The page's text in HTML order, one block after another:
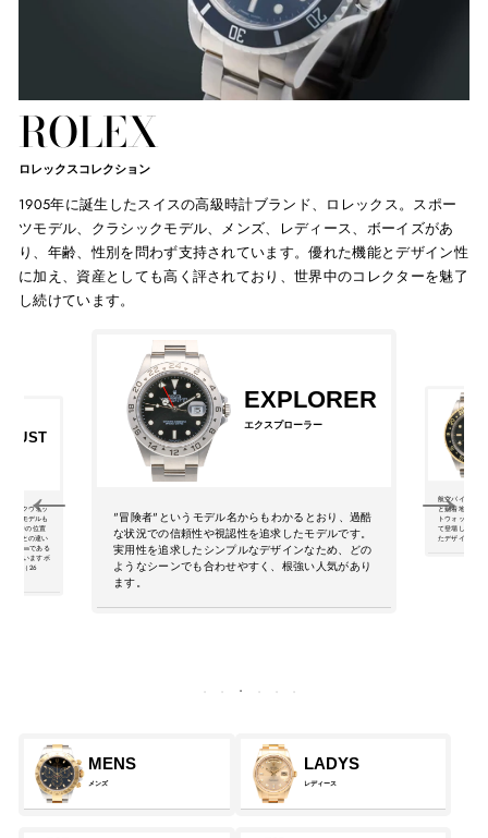
ROLEX
ロレックスコレクション
1905年に誕生したスイスの高級時計ブランド、ロレックス。スポー
ツモデル、クラシックモデル、メンズ、レディース、ボーイズがあ
り、年齢、性別を問わず支持されています。優れた機能とデザイン性
に加え、資産としても高く評されており、世界中のコレクターを魅了
し続けています。
シックウォッ
いたモデルも
。3時の位置
イトとの違い
が34㎜である
なっていますボ
サイズ（26
EXPLORER
エクスプローラー
"冒険者"というモデル名からもわかるとおり、過酷
な状況での信頼性や視認性を追求したモデルです。
実用性を追求したシンプルなデザインなため、どの
ようなシーンでも合わせやすく、根強い人気があり
ます。
航空パイロット
と到着地の異な
トウォッチ。
て登場した
たデザインで人
MENS
メンズ
LADYS
レディース